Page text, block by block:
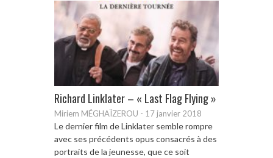
Richard Linklater – « Last Flag Flying »
Miriem MÉGHAÏZEROU - 17 janvier 2018
Le dernier film de Linklater semble rompre
avec ses précédents opus consacrés à des
portraits de la jeunesse, que ce soit